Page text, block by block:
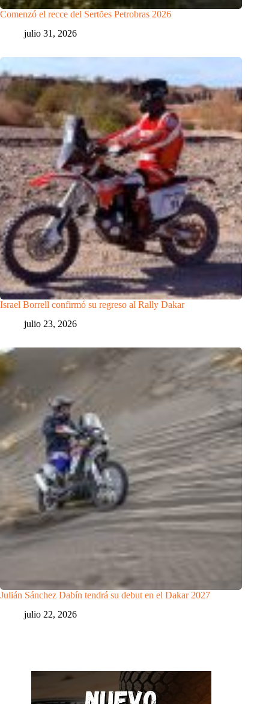
Comenzó el recce del Sertões Petrobras 2026
julio 31, 2026
Israel Borrell confirmó su regreso al Rally Dakar
julio 23, 2026
Julián Sánchez Dabín tendrá su debut en el Dakar 2027
julio 22, 2026